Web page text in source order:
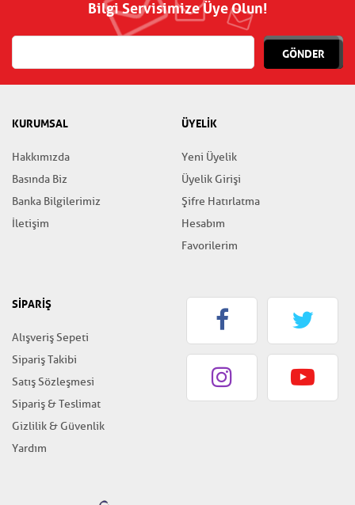
Bilgi Servisimize Üye Olun!
GÖNDER
KURUMSAL
Hakkımızda
Basında Biz
Banka Bilgilerimiz
İletişim
ÜYELİK
Yeni Üyelik
Üyelik Girişi
Şifre Hatırlatma
Hesabım
Favorilerim
SİPARİŞ
Alışveriş Sepeti
Sipariş Takibi
Satış Sözleşmesi
Sipariş & Teslimat
Gizlilik & Güvenlik
Yardım